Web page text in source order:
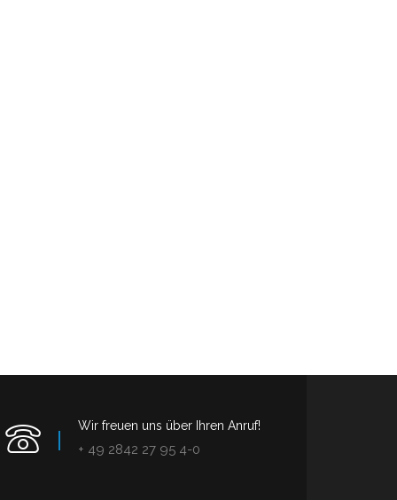
Wir freuen uns über Ihren Anruf!
+ 49 2842 27 95 4-0